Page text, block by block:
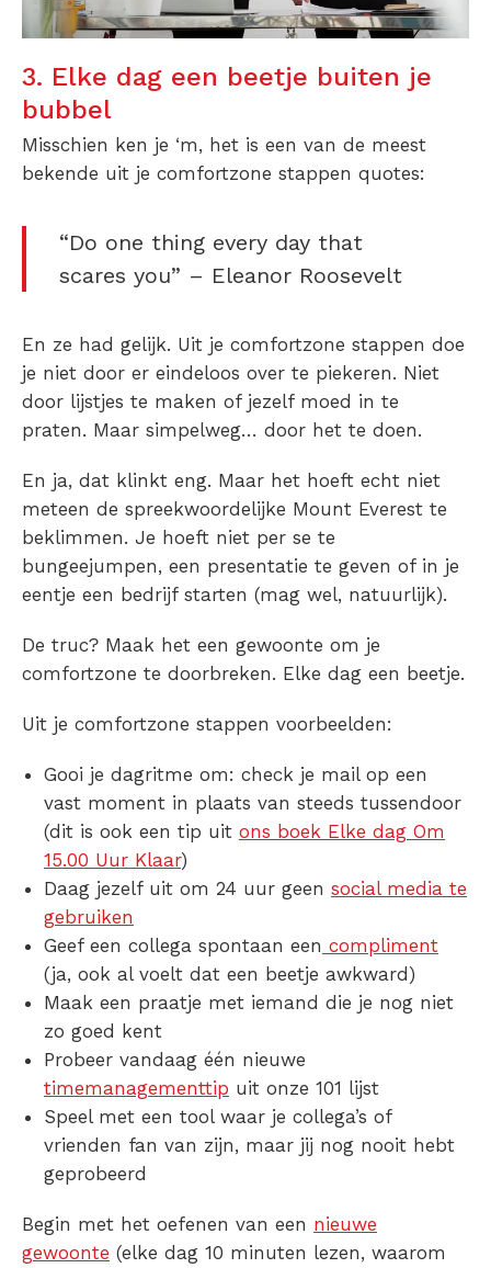
3. Elke dag een beetje buiten je
bubbel
Misschien ken je ‘m, het is een van de meest
bekende uit je comfortzone stappen quotes:
“Do one thing every day that
scares you” – Eleanor Roosevelt
En ze had gelijk. Uit je comfortzone stappen doe
je niet door er eindeloos over te piekeren. Niet
door lijstjes te maken of jezelf moed in te
praten. Maar simpelweg… door het te doen.
En ja, dat klinkt eng. Maar het hoeft echt niet
meteen de spreekwoordelijke Mount Everest te
beklimmen. Je hoeft niet per se te
bungeejumpen, een presentatie te geven of in je
eentje een bedrijf starten (mag wel, natuurlijk).
De truc? Maak het een gewoonte om je
comfortzone te doorbreken. Elke dag een beetje.
Uit je comfortzone stappen voorbeelden:
Gooi je dagritme om: check je mail op een
vast moment in plaats van steeds tussendoor
(dit is ook een tip uit ons boek Elke dag Om
15.00 Uur Klaar)
Daag jezelf uit om 24 uur geen social media te
gebruiken
Geef een collega spontaan een compliment
(ja, ook al voelt dat een beetje awkward)
Maak een praatje met iemand die je nog niet
zo goed kent
Probeer vandaag één nieuwe
timemanagementtip uit onze 101 lijst
Speel met een tool waar je collega’s of
vrienden fan van zijn, maar jij nog nooit hebt
geprobeerd
Begin met het oefenen van een nieuwe
gewoonte (elke dag 10 minuten lezen, waarom